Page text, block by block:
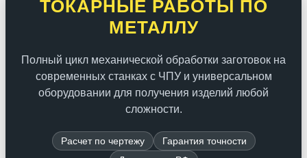
ТОКАРНЫЕ РАБОТЫ ПО
МЕТАЛЛУ
Полный цикл механической обработки заготовок на
современных станках с ЧПУ и универсальном
оборудовании для получения изделий любой
сложности.
Расчет по чертежу
Гарантия точности